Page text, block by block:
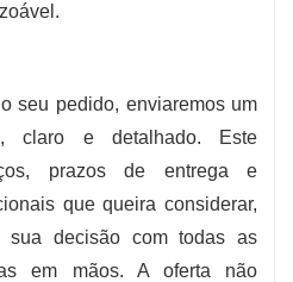
seu pedido, enviaremos um
claro e detalhado. Este
prazos de entrega e
que queira considerar,
sua decisão com todas as
em mãos. A oferta não